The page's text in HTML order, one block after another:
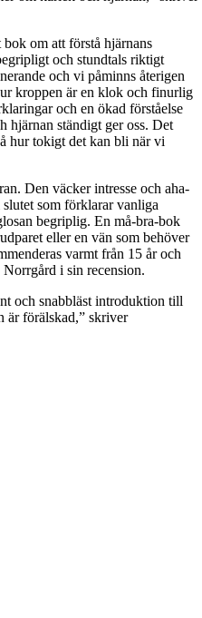
om att förstå hjärnans
och stundtals riktigt
och vi påminns återigen
kroppen är en klok och finurlig
och en ökad förståelse
hjärnan ständigt ger oss. Det
hur tokigt det kan bli när vi
Den väcker intresse och aha-
som förklarar vanliga
begriplig. En må-bra-bok
eller en vän som behöver
varmt från 15 år och
i sin recension.
och snabbläst introduktion till
är förälskad,” skriver